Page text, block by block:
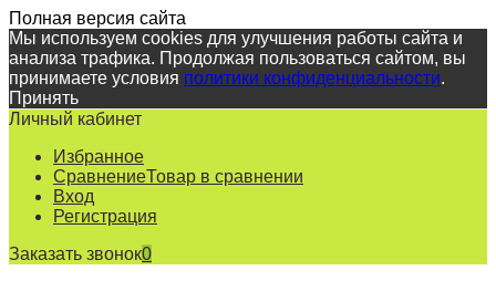
Полная версия сайта
Мы используем cookies для улучшения работы сайта и
анализа трафика. Продолжая пользоваться сайтом, вы
принимаете условия политики конфиденциальности.
Принять
Личный кабинет
Избранное
СравнениеТовар в сравнении
Вход
Регистрация
Заказать звонок0